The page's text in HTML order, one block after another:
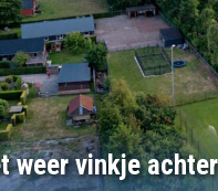
weer vinkje